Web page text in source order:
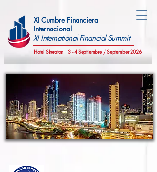
XI Cumbre Financiera
Internacional
XI International Financial Summit
Hotel Sheraton 3 - 4 Septiembre / September 2026